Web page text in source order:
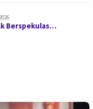
Berspekulas…